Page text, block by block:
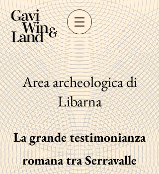
Area archeologica di
Libarna
La grande testimonianza
romana tra Serravalle